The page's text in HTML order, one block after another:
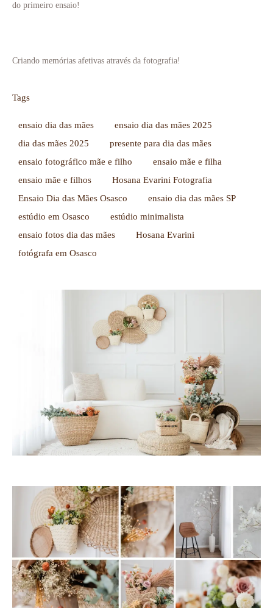
do primeiro ensaio!
Criando memórias afetivas através da fotografia!
Tags
ensaio dia das mães
ensaio dia das mães 2025
dia das mães 2025
presente para dia das mães
ensaio fotográfico mãe e filho
ensaio mãe e filha
ensaio mãe e filhos
Hosana Evarini Fotografia
Ensaio Dia das Mães Osasco
ensaio dia das mães SP
estúdio em Osasco
estúdio minimalista
ensaio fotos dia das mães
Hosana Evarini
fotógrafa em Osasco